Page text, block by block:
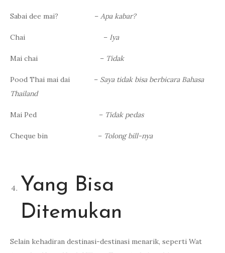
Sabai dee mai? – Apa kabar?
Chai – Iya
Mai chai – Tidak
Pood Thai mai dai – Saya tidak bisa berbicara Bahasa
Thailand
Mai Ped – Tidak pedas
Cheque bin – Tolong bill-nya
Yang Bisa
Ditemukan
Selain kehadiran destinasi-destinasi menarik, seperti Wat